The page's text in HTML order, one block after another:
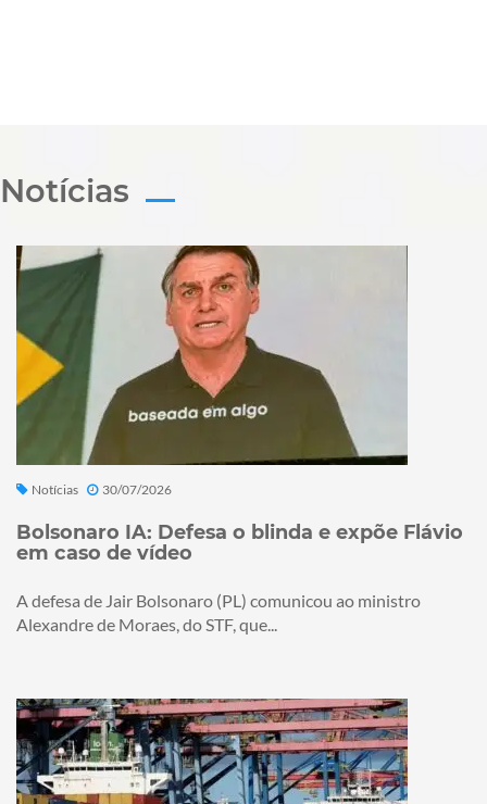
Notícias
Notícias 30/07/2026
Bolsonaro IA: Defesa o blinda e expõe Flávio
em caso de vídeo
A defesa de Jair Bolsonaro (PL) comunicou ao ministro
Alexandre de Moraes, do STF, que...